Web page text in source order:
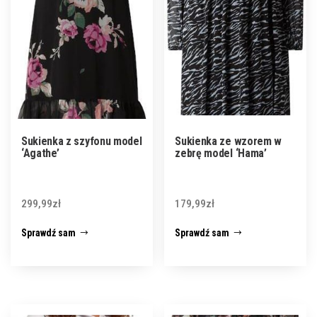
Sukienka z szyfonu model
‘Agathe’
299,99zł
Sprawdź sam
Sukienka ze wzorem w
zebrę model ‘Hama’
179,99zł
Sprawdź sam